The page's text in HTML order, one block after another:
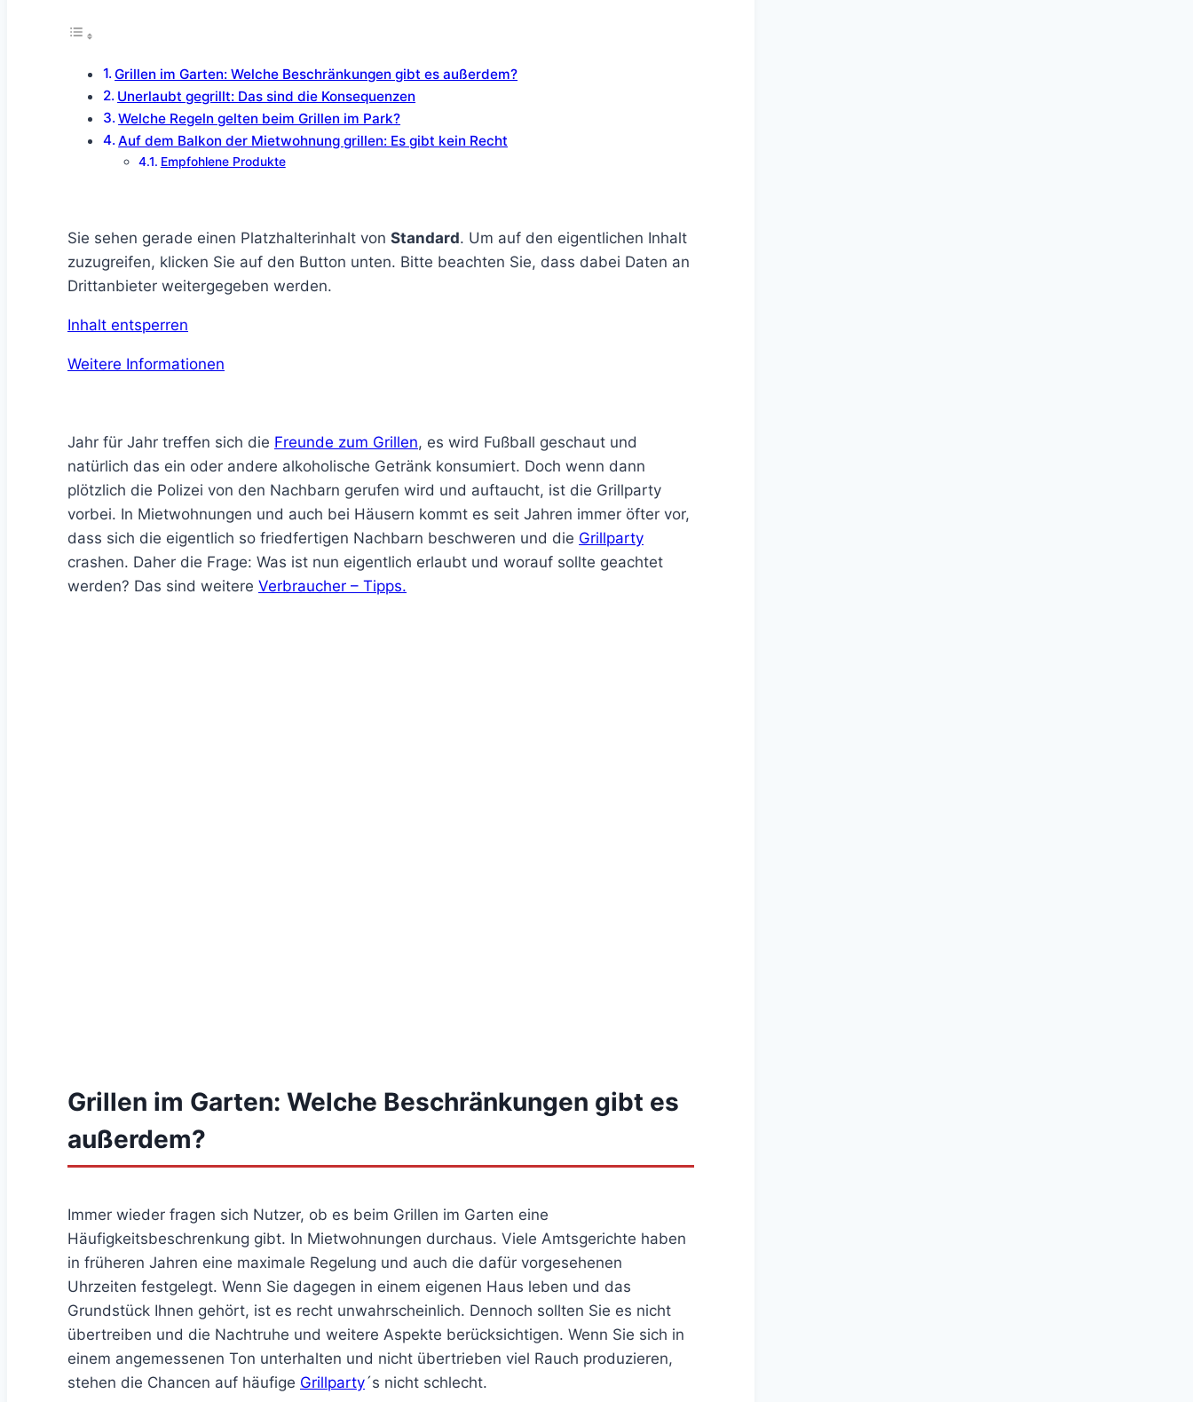
Grillen im Garten: Welche Beschränkungen gibt es außerdem?
Unerlaubt gegrillt: Das sind die Konsequenzen
Welche Regeln gelten beim Grillen im Park?
Auf dem Balkon der Mietwohnung grillen: Es gibt kein Recht
Empfohlene Produkte
Sie sehen gerade einen Platzhalterinhalt von Standard. Um auf den eigentlichen Inhalt
zuzugreifen, klicken Sie auf den Button unten. Bitte beachten Sie, dass dabei Daten an
Drittanbieter weitergegeben werden.
Inhalt entsperren
Weitere Informationen
Jahr für Jahr treffen sich die Freunde zum Grillen, es wird Fußball geschaut und
natürlich das ein oder andere alkoholische Getränk konsumiert. Doch wenn dann
plötzlich die Polizei von den Nachbarn gerufen wird und auftaucht, ist die Grillparty
vorbei. In Mietwohnungen und auch bei Häusern kommt es seit Jahren immer öfter vor,
dass sich die eigentlich so friedfertigen Nachbarn beschweren und die Grillparty
crashen. Daher die Frage: Was ist nun eigentlich erlaubt und worauf sollte geachtet
werden? Das sind weitere Verbraucher – Tipps.
Grillen im Garten: Welche Beschränkungen gibt es
außerdem?
Immer wieder fragen sich Nutzer, ob es beim Grillen im Garten eine
Häufigkeitsbeschrenkung gibt. In Mietwohnungen durchaus. Viele Amtsgerichte haben
in früheren Jahren eine maximale Regelung und auch die dafür vorgesehenen
Uhrzeiten festgelegt. Wenn Sie dagegen in einem eigenen Haus leben und das
Grundstück Ihnen gehört, ist es recht unwahrscheinlich. Dennoch sollten Sie es nicht
übertreiben und die Nachtruhe und weitere Aspekte berücksichtigen. Wenn Sie sich in
einem angemessenen Ton unterhalten und nicht übertrieben viel Rauch produzieren,
stehen die Chancen auf häufige Grillparty´s nicht schlecht.